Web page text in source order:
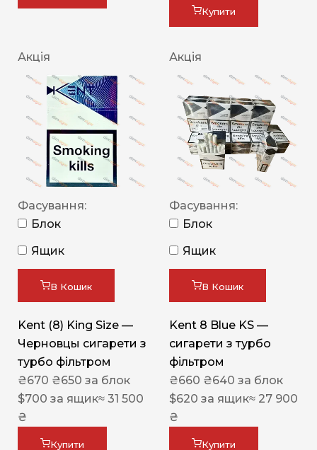
Купити
Акція
Фасування:
Блок
Ящик
В Кошик
Kent (8) King Size —
Черновцы сигарети з
турбо фільтром
₴670 ₴650 за блок
$700 за ящик≈ 31 500
₴
Купити
Акція
Фасування:
Блок
Ящик
В Кошик
Kent 8 Blue KS —
сигарети з турбо
фільтром
₴660 ₴640 за блок
$620 за ящик≈ 27 900
₴
Купити